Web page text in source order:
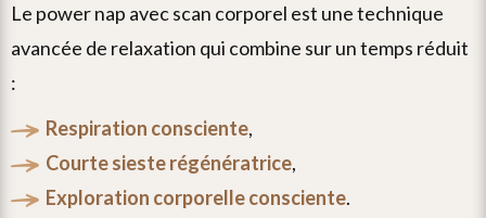
le power nap avec scan corporel est une technique
avancée de relaxation qui combine sur un temps réduit
:
respiration consciente,
courte sieste régénératrice,
exploration corporelle consciente.